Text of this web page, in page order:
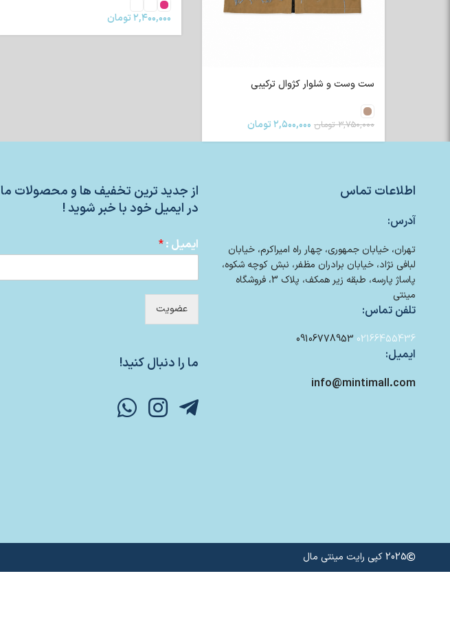
ست وست و شلوار کژوال ترکیبی
۳,۷۵۰,۰۰۰ تومان ۲,۵۰۰,۰۰۰تومان
۲,۴۰۰,۰۰۰تومان
اطلاعات تماس
آدرس:
تهران، خیابان جمهوری، چهار راه امیراکرم، خیابان
لبافی نژاد، خیابان برادران مظفر، نبش کوچه شکوه،
پاساژ پارسه، طبقه زیر همکف، پلاک 3، فروشگاه
مینتی
تلفن تماس:
02166455436
09106778953
ایمیل:
info@mintimall.com
از جدید ترین تخفیف ها و محصولات ما
در ایمیل خود با خبر شوید !
ایمیل :*
عضویت
ما را دنبال کنید!
2025 کپی رایت مینتی مال